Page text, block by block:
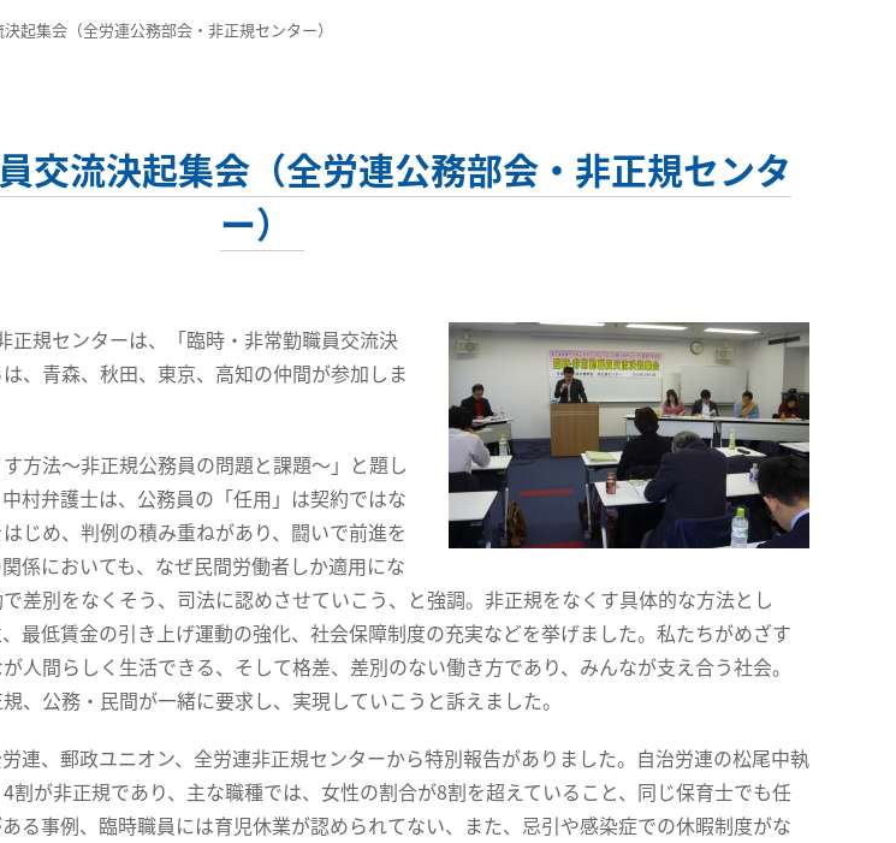
起集会（全労連公務部会・非正規センター）
交流決起集会（全労連公務部会・非正規センタ
ー）
規センターは、「臨時・非常勤職員交流決
、青森、秋田、東京、高知の仲間が参加しま
方法～非正規公務員の問題と課題～」と題し
村弁護士は、公務員の「任用」は契約ではな
じめ、判例の積み重ねがあり、闘いで前進を
係においても、なぜ民間労働者しか適用にな
差別をなくそう、司法に認めさせていこう、と強調。非正規をなくす具体的な方法とし
最低賃金の引き上げ運動の強化、社会保障制度の充実などを挙げました。私たちがめざす
人間らしく生活できる、そして格差、差別のない働き方であり、みんなが支え合う社会。
、公務・民間が一緒に要求し、実現していこうと訴えました。
連、郵政ユニオン、全労連非正規センターから特別報告がありました。自治労連の松尾中執
割が非正規であり、主な職種では、女性の割合が8割を超えていること、同じ保育士でも任
る事例、臨時職員には育児休業が認められてない、また、忌引や感染症での休暇制度がな